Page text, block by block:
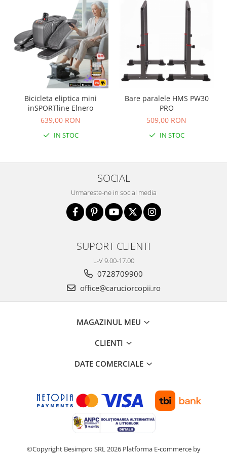
Biciclete copii cu roti 16 inch (4-9
Biciclete copii cu roti 20 inch
Biciclete cu roti 24 inch
Biciclete cu roti 26 inch
Biciclete cu roti 27 inch
Biciclete cu roti 28 inch
Biciclete fara pedale
Casca protectie copii
Karturi si masinute cu pedale
Trotinete copii si adulti
Masinute si motociclete electrice
Corturi de joaca
Masute de joaca copii
Carusele bebelusi
Bicicleta eliptica mini
inSPORTline Elnero
639,00 RON
IN STOC
Bare paralele HMS PW30
PRO
509,00 RON
IN STOC
SOCIAL
Urmareste-ne in social media
SUPORT CLIENTI
L-V 9.00-17.00
0728709900
office@caruciorcopii.ro
MAGAZINUL MEU
CLIENTI
DATE COMERCIALE
©Copyright Besimpro SRL 2026 Platforma E-commerce by